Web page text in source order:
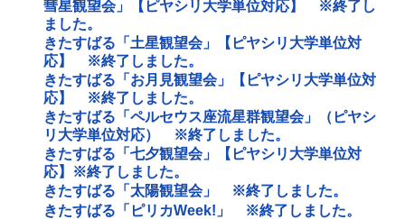
彗星観望会」【ピヤシリ大学単位対応】 ※終了し
ました。
きたすばる「土星観望会」【ピヤシリ大学単位対
応】 ※終了しました。
きたすばる「お月見観望会」【ピヤシリ大学単位対
応】 ※終了しました。
きたすばる「ペルセウス座流星群観望会」（ピヤシ
リ大学単位対応） ※終了しました。
きたすばる「七夕観望会」【ピヤシリ大学単位対
応】※終了しました。
きたすばる「太陽観望会」 ※終了しました。
きたすばる「ピリカWeek!」 ※終了しました。